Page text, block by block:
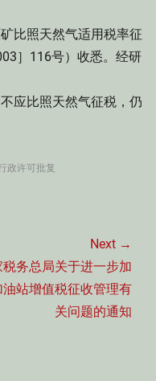
比照天然气适用税率征
］116号）收悉。经研
应比照天然气征税，仍
政许可批复
Next →
税务总局关于进一步加
油站增值税征收管理有
关问题的通知